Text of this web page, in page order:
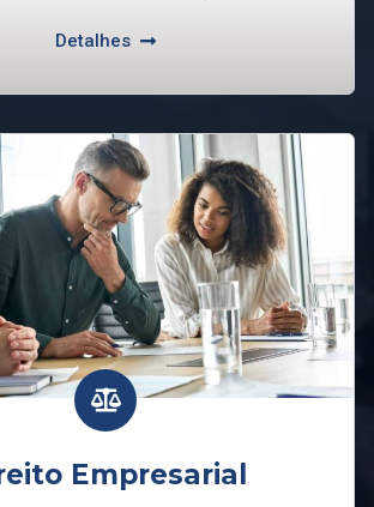
Detalhes
Empresarial